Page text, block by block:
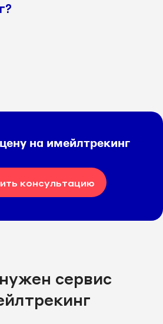
на имейлтрекинг
консультацию
сервис